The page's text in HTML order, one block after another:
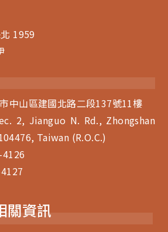
1959
中山區建國北路二段137號11樓
2, Jianguo N. Rd., Zhongshan
Taiwan (R.O.C.)
關資訊